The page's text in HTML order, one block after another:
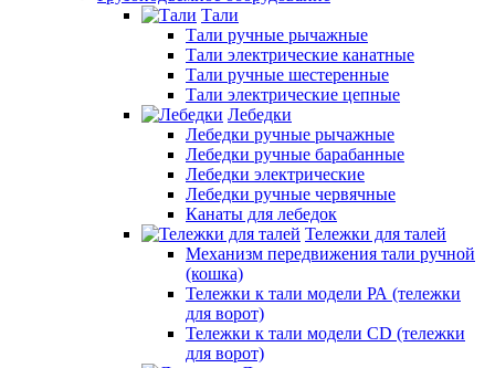
Тали
Тали ручные рычажные
Тали электрические канатные
Тали ручные шестеренные
Тали электрические цепные
Лебедки
Лебедки ручные рычажные
Лебедки ручные барабанные
Лебедки электрические
Лебедки ручные червячные
Канаты для лебедок
Тележки для талей
Механизм передвижения тали ручной
(кошка)
Тележки к тали модели РА (тележки
для ворот)
Тележки к тали модели CD (тележки
для ворот)